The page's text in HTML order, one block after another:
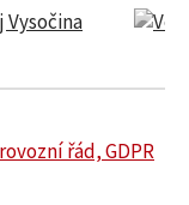
řád, GDPR